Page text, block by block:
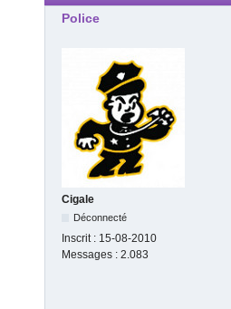
Police
Cigale
Déconnecté
Inscrit : 15-08-2010
Messages : 2.083